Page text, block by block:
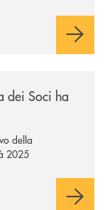
dei Soci ha
della
2025